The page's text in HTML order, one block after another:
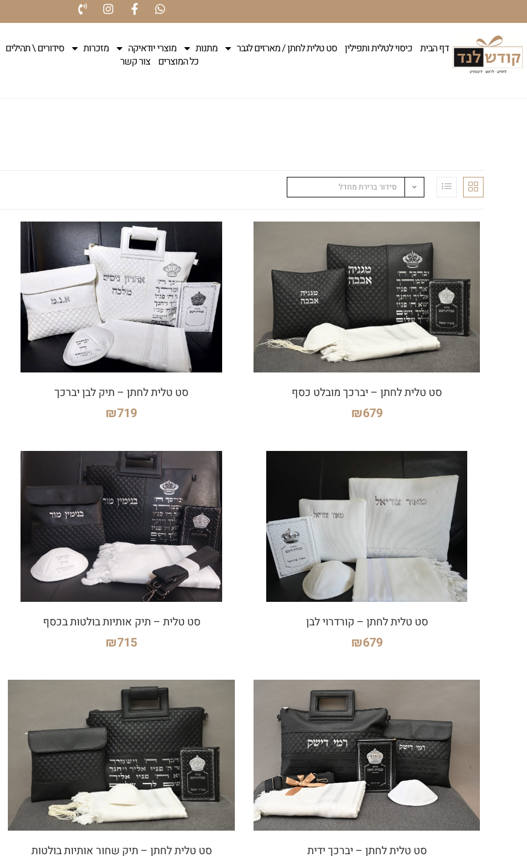
דף הבית כיסוי לטלית ותפילין סט טלית לחתן / מארזים לגבר מתנות מוצרי יודאיקה מזכרות סידורים \ תהילים
כל המוצרים צור קשר
סידור ברירת מחדל
סט טלית לחתן – יברכך מובלט כסף
₪679
סט טלית לחתן – תיק לבן יברכך
₪719
סט טלית לחתן – קורדרוי לבן
₪679
סט טלית – תיק אותיות בולטות בכסף
₪715
סט טלית לחתן – יברכך ידית סט טלית לחתן – תיק שחור אותיות בולטות